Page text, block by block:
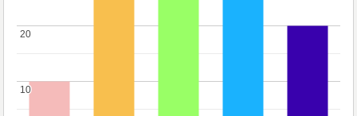
10
10
20
20